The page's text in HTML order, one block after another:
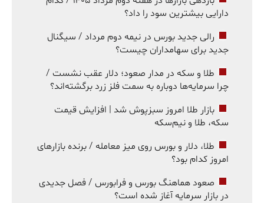
دارایی بیشترین سود را داد؟
رالی جدید بورس در نیمه دوم مرداد / سیگنال
جدید برای سهامداران چیست؟
طلا و سکه در مدار صعود؛ دلار عقب نشست /
چرا سرمایه‌ها دوباره به سمت فلز زرد برگشته‌اند؟
بازار طلا امروز سبزپوش شد | افزایش قیمت
سکه، طلا و نیم‌سکه
طلا، دلار و بورس روی میز معامله / برنده بازارهای
امروز کدام بود؟
صعود هماهنگ بورس و فرابورس / فصل جدیدی
در بازار سرمایه آغاز شده است؟